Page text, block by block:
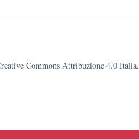
Commons Attribuzione 4.0 Italia.